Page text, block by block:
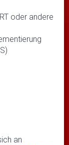
oder andere
an